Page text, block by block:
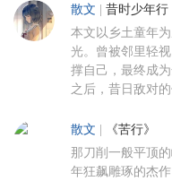
散文 昔时少年行
本文以乡土童年
光。曾被邻里轻
撑自己，最终成
之后，昔日敌对
散文 《苦行》
那刀削一般平顶
年狂飙雕琢的杰